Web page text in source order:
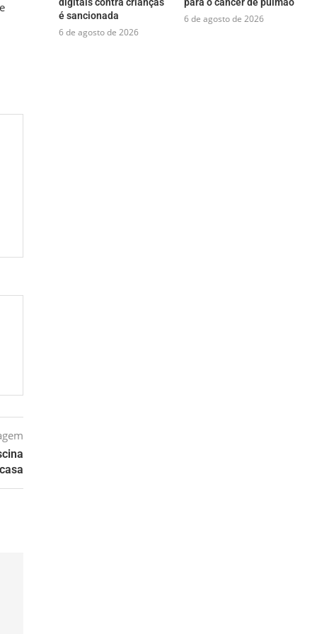
é sancionada
6 de agosto de 2026
6 de agosto de 2026